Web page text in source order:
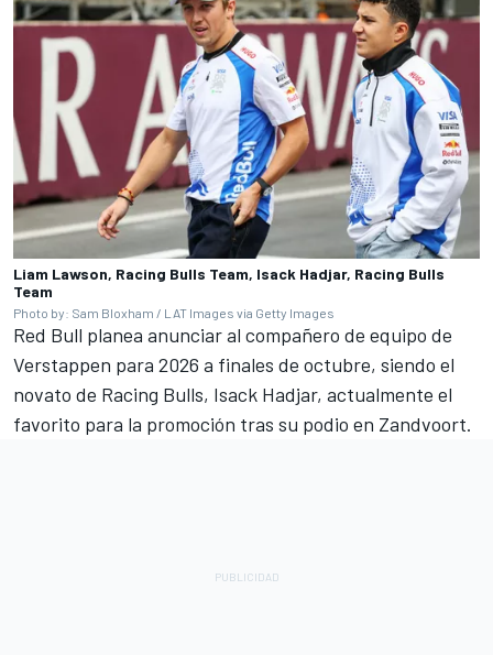
Liam Lawson, Racing Bulls Team, Isack Hadjar, Racing Bulls
Team
Photo by: Sam Bloxham / LAT Images via Getty Images
Red Bull planea anunciar al compañero de equipo de
Verstappen para 2026 a finales de octubre, siendo el
novato de Racing Bulls, Isack Hadjar, actualmente el
favorito para la promoción tras su podio en Zandvoort.